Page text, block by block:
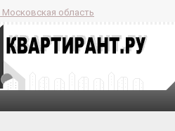
Московская область